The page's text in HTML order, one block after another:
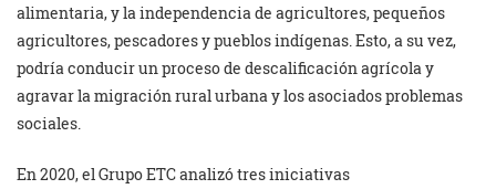
alimentaria, y la independencia de agricultores, pequeños
agricultores, pescadores y pueblos indígenas. Esto, a su vez,
podría conducir un proceso de descalificación agrícola y
agravar la migración rural urbana y los asociados problemas
sociales.
En 2020, el Grupo ETC analizó tres iniciativas